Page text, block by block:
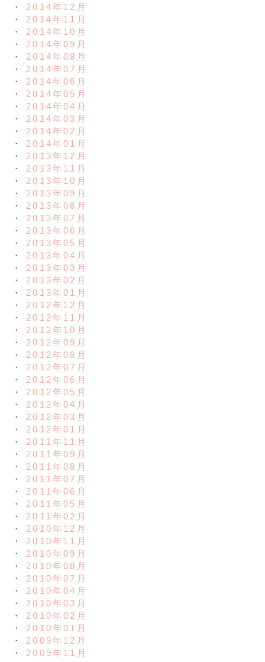
2014年12月
2014年11月
2014年10月
2014年09月
2014年08月
2014年07月
2014年06月
2014年05月
2014年04月
2014年03月
2014年02月
2014年01月
2013年12月
2013年11月
2013年10月
2013年09月
2013年08月
2013年07月
2013年06月
2013年05月
2013年04月
2013年03月
2013年02月
2013年01月
2012年12月
2012年11月
2012年10月
2012年09月
2012年08月
2012年07月
2012年06月
2012年05月
2012年04月
2012年03月
2012年01月
2011年11月
2011年09月
2011年08月
2011年07月
2011年06月
2011年05月
2011年02月
2010年12月
2010年11月
2010年09月
2010年08月
2010年07月
2010年04月
2010年03月
2010年02月
2010年01月
2009年12月
2009年11月